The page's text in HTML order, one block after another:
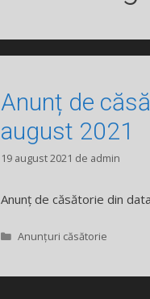
Anunț de
august 2021
19 august 2021 de admin
Anunț de căsătorie din
Categorii
Anunțuri căsătorie